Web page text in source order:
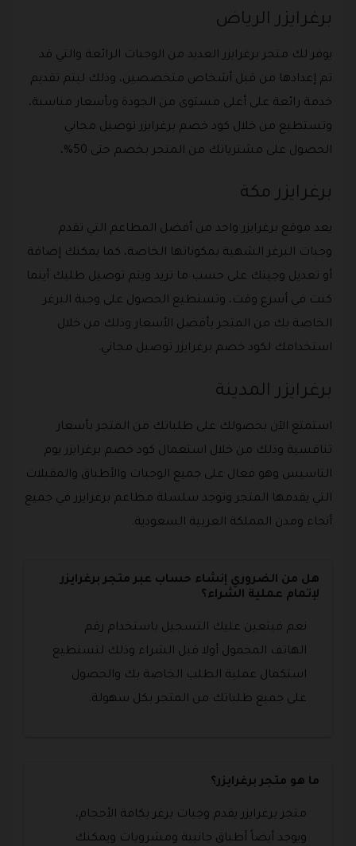
برغرايزر الرياض
يوفر لك متجر برغرايزر العديد من الوجبات الرائعة والتي قد
تم إعدادها من قبل أشخاص متخصصين، وذلك ليتم تقديم
خدمة رائعة على أعلى مستوى من الجودة وبأسعار مناسبة،
وتستطيع من خلال كود خصم برغرايزر توصيل مجاني
الحصول على مشترياتك من المتجر بخصم حتى 50%،
برغرايزر مكة
يعد موقع برغرايزر واحد من أفضل المطاعم التي تقدم
وجبات البرغر الشهية بمكوناتها الخاصة، كما يمكنك إضافة
أو تعديل وجيتك على حسب ما تريد ويتم توصيل طلبك أينما
كنت في أسرع وقت، وتستطيع الحصول على وجبة البرغر
الخاصة بك من المتجر بأفضل الأسعار وذلك من خلال
استخدامك لكود خصم برغرايزر توصيل مجاني.
برغرايزر المدينة
استمتع الآن بحصولك على طلباتك من المتجر بأسعار
تنافسية وذلك من خلال استعمال كود خصم برغرايزر يوم
التاسيس وهو فعال على جميع الوجبات والأطباق والمقبلات
التي يقدمها المتجر وتوجد سلسلة مطاعم برغرايزر في جميع
أنحاء ومدن المملكة العربية السعودية.
هل من الضروري إنشاء حساب عبر متجر برغرايزر
لإتمام عملية الشراء؟
نعم فيتعين عليك التسجيل باستخدام رقم
الهاتف المحمول أولا قبل الشراء وذلك لتستطيع
استكمال عملية الطلب الخاصة بك والحصول
على جميع طلباتك من المتجر بكل سهولة.
ما هو متجر برغرايزر؟
متجر برغرايزر يقدم وجبات برغر بكافة الأحجام،
ويوجد أيضاً أطباق جانبية ومشروبات ويمكنك